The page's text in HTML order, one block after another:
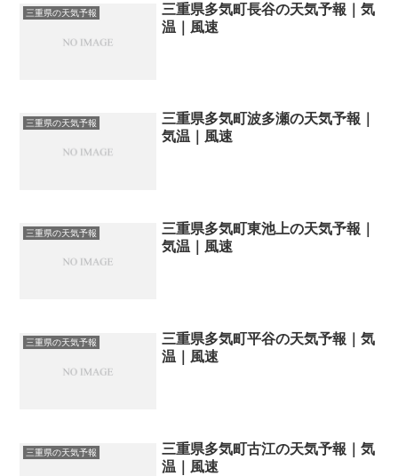
三重県の天気予報
三重県多気町長谷の天気予報｜気
温｜風速
三重県の天気予報
三重県多気町波多瀬の天気予報｜
気温｜風速
三重県の天気予報
三重県多気町東池上の天気予報｜
気温｜風速
三重県の天気予報
三重県多気町平谷の天気予報｜気
温｜風速
三重県の天気予報
三重県多気町古江の天気予報｜気
温｜風速